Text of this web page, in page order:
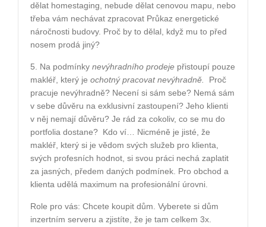
dělat homestaging, nebude dělat cenovou mapu, nebo
třeba vám nechávat zpracovat Průkaz energetické
náročnosti budovy. Proč by to dělal, když mu to před
nosem prodá jiný?
5. Na podmínky nevýhradního prodeje přistoupí pouze
makléř, který je ochotný pracovat nevýhradně.
Proč
pracuje nevýhradně? Necení si sám sebe? Nemá sám
v sebe důvěru na exklusivní zastoupení? Jeho klienti
v něj nemají důvěru? Je rád za cokoliv, co se mu do
portfolia dostane? Kdo ví… Nicméně je jisté, že
makléř, který si je vědom svých služeb pro klienta,
svých profesních hodnot, si svou práci nechá zaplatit
za jasných, předem daných podmínek. Pro obchod a
klienta udělá maximum na profesionální úrovni.
Role pro vás: Chcete koupit dům. Vyberete si dům
inzertním serveru a zjistíte, že je tam celkem 3x.